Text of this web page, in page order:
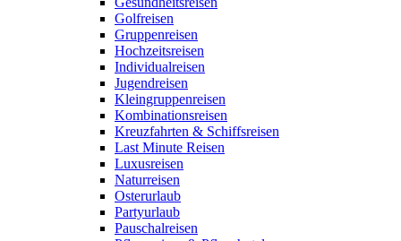
Golfreisen
Gruppenreisen
Hochzeitsreisen
Individualreisen
Jugendreisen
Kleingruppenreisen
Kombinationsreisen
Kreuzfahrten & Schiffsreisen
Last Minute Reisen
Luxusreisen
Naturreisen
Osterurlaub
Partyurlaub
Pauschalreisen